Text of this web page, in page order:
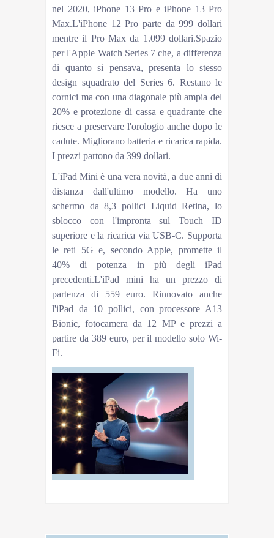
nel 2020, iPhone 13 Pro e iPhone 13 Pro
Max.L'iPhone 12 Pro parte da 999 dollari
mentre il Pro Max da 1.099 dollari.Spazio
per l'Apple Watch Series 7 che, a differenza
di quanto si pensava, presenta lo stesso
design squadrato del Series 6. Restano le
cornici ma con una diagonale più ampia del
20% e protezione di cassa e quadrante che
riesce a preservare l'orologio anche dopo le
cadute. Migliorano batteria e ricarica rapida.
I prezzi partono da 399 dollari.
L'iPad Mini è una vera novità, a due anni di
distanza dall'ultimo modello. Ha uno
schermo da 8,3 pollici Liquid Retina, lo
sblocco con l'impronta sul Touch ID
superiore e la ricarica via USB-C. Supporta
le reti 5G e, secondo Apple, promette il
40% di potenza in più degli iPad
precedenti.L'iPad mini ha un prezzo di
partenza di 559 euro. Rinnovato anche
l'iPad da 10 pollici, con processore A13
Bionic, fotocamera da 12 MP e prezzi a
partire da 389 euro, per il modello solo Wi-
Fi.